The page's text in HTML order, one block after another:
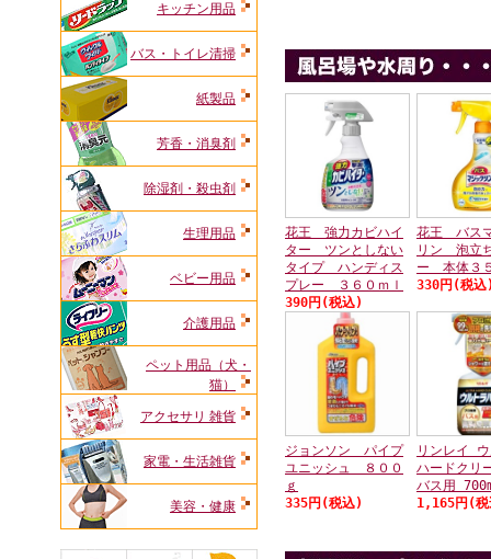
キッチン用品
バス・トイレ清掃
紙製品
芳香・消臭剤
除湿剤・殺虫剤
生理用品
ベビー用品
介護用品
ペット用品（犬・
猫）
アクセサリ 雑貨
家電・生活雑貨
美容・健康
花王 強力カビハイ
ター ツンとしない
タイプ ハンディス
プレー ３６０ｍｌ
390円(税込)
花王 バス
リン 泡立
ー 本体３
330円(税
ジョンソン パイプ
ユニッシュ ８００
ｇ
335円(税込)
リンレイ
ハードクリ
バス用
1,165円(